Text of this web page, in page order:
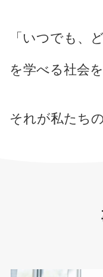
「いつでも、
を学べる社会
それが私たち